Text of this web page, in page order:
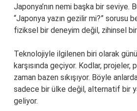
Japonya’nın nemi başka bir seviye.
“Japonya yazın gezilir mi?” sorusu
fiziksel bir deneyim değil, zihinsel bir
Teknolojiyle ilgilenen biri olarak
karşısında geçiyor. Kodlar, projeler,
zaman bazen sıkışıyor. Böyle
sadece bir ülke değil, alternatif bir
geliyor.